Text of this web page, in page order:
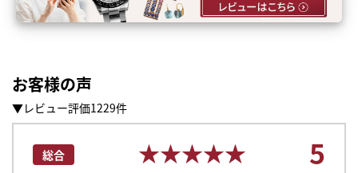
お客様の声
▼レビュー評価1229件
総合 ★★★★★
★★★★★ 5